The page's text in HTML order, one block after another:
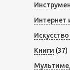
Интернет
Книги (37)